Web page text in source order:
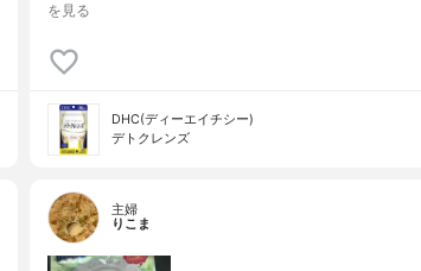
を見る
DHC(ディーエイチシー)
デトクレンズ
主婦
りこま